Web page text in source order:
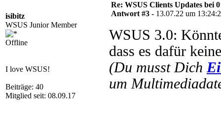
isibitz
WSUS Junior Member
Offline
I love WSUS!
Beiträge: 40
Mitglied seit: 08.09.17
Re: WSUS Clients Updates bei
Antwort #3 - 13.07.22 um
WSUS 3.0:
dass es dafür
(Du musst Dich
um